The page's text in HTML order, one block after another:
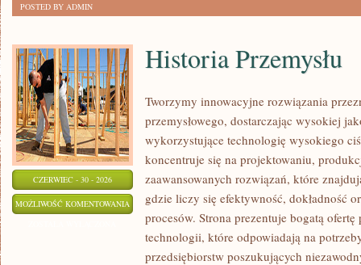
POSTED BY ADMIN
CZERWIEC - 30 - 2026
MOŻLIWOŚĆ KOMENTOWANIA HISTORIA
PRZEMYSŁU
Historia Przemysłu
Tworzymy innowacyjne rozwiązania
przemysłowego, dostarczając wysokiej
wykorzystujące technologię wysokiego
koncentruje się na projektowaniu,
zaawansowanych rozwiązań, które
gdzie liczy się efektywność, dokładność
procesów. Strona prezentuje bogatą ofertę
technologii, które odpowiadają na
przedsiębiorstw poszukujących